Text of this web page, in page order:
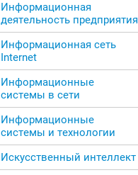
Информационная
деятельность предприятия
Информационная сеть
Internet
Информационные
системы в сети
Информационные
системы и технологии
Искусственный интеллект